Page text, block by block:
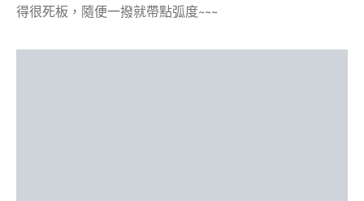
得很死板，隨便一撥就帶點弧度~~~